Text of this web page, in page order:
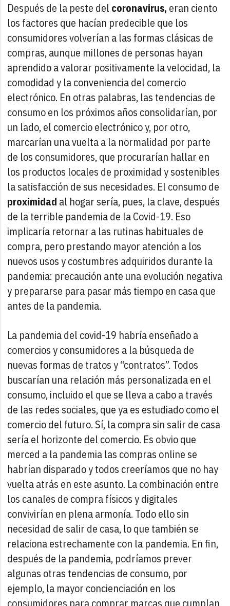
Después de la peste del coronavirus, eran ciento
los factores que hacían predecible que los
consumidores volverían a las formas clásicas de
compras, aunque millones de personas hayan
aprendido a valorar positivamente la velocidad, la
comodidad y la conveniencia del comercio
electrónico. En otras palabras, las tendencias de
consumo en los próximos años consolidarían, por
un lado, el comercio electrónico y, por otro,
marcarían una vuelta a la normalidad por parte
de los consumidores, que procurarían hallar en
los productos locales de proximidad y sostenibles
la satisfacción de sus necesidades. El consumo de
proximidad al hogar sería, pues, la clave, después
de la terrible pandemia de la Covid-19. Eso
implicaría retornar a las rutinas habituales de
compra, pero prestando mayor atención a los
nuevos usos y costumbres adquiridos durante la
pandemia: precaución ante una evolución negativa
y prepararse para pasar más tiempo en casa que
antes de la pandemia.
La pandemia del covid-19 habría enseñado a
comercios y consumidores a la búsqueda de
nuevas formas de tratos y “contratos”. Todos
buscarían una relación más personalizada en el
consumo, incluido el que se lleva a cabo a través
de las redes sociales, que ya es estudiado como el
comercio del futuro. Sí, la compra sin salir de casa
sería el horizonte del comercio. Es obvio que
merced a la pandemia las compras online se
habrían disparado y todos creeríamos que no hay
vuelta atrás en este asunto. La combinación entre
los canales de compra físicos y digitales
convivirían en plena armonía. Todo ello sin
necesidad de salir de casa, lo que también se
relaciona estrechamente con la pandemia. En fin,
después de la pandemia, podríamos prever
algunas otras tendencias de consumo, por
ejemplo, la mayor concienciación en los
consumidores para comprar marcas que cumplan